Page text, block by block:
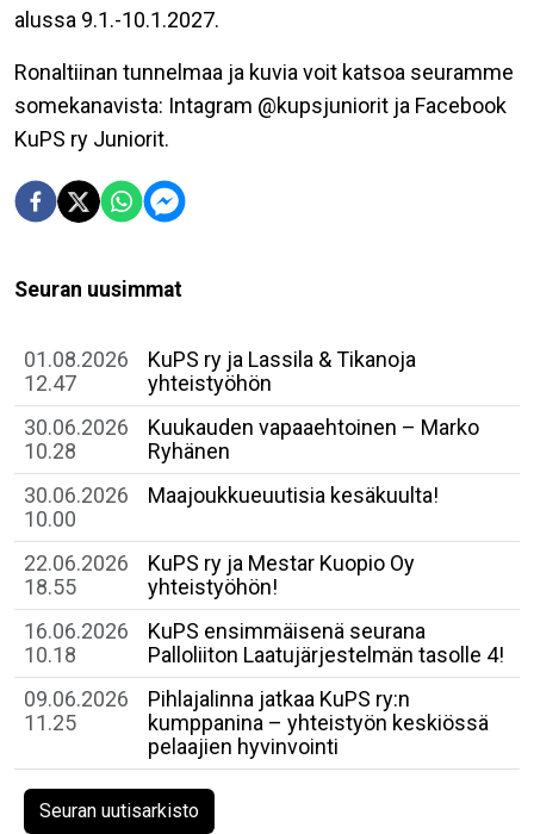
alussa 9.1.-10.1.2027.
Ronaltiinan tunnelmaa ja kuvia voit katsoa seuramme
somekanavista: Intagram @kupsjuniorit ja Facebook
KuPS ry Juniorit.
Seuran uusimmat
01.08.2026
12.47
KuPS ry ja Lassila & Tikanoja
yhteistyöhön
30.06.2026
10.28
Kuukauden vapaaehtoinen – Marko
Ryhänen
30.06.2026
10.00
Maajoukkueuutisia kesäkuulta!
22.06.2026
18.55
KuPS ry ja Mestar Kuopio Oy
yhteistyöhön!
16.06.2026
10.18
​KuPS ensimmäisenä seurana
Palloliiton Laatujärjestelmän tasolle 4!
09.06.2026
11.25
Pihlajalinna jatkaa KuPS ry:n
kumppanina – yhteistyön keskiössä
pelaajien hyvinvointi
Seuran uutisarkisto